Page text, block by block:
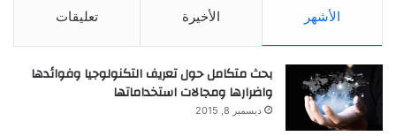
الأشهر الأخيرة تعليقات
بحث متكامل حول تعريف التكنولوجيا وفوائدها
واضرارها ومجالات استخداماتها
ديسمبر 8, 2015